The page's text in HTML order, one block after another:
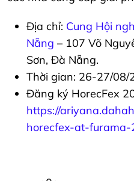
Địa chỉ: Cung Hội
Nẵng – 107 Võ
Sơn, Đà Nẵng.
Thời gian: 26-27/08/
Đăng ký HorecFex
https://
horecfex-at-furama-